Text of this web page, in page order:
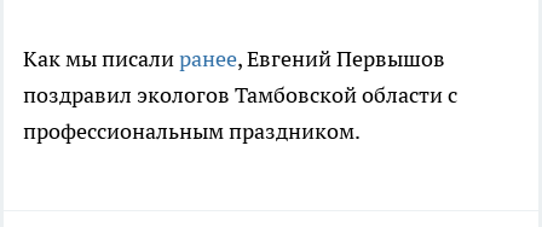
Как мы писалиранее, Евгений Первышов
поздравил экологов Тамбовской области с
профессиональным праздником.